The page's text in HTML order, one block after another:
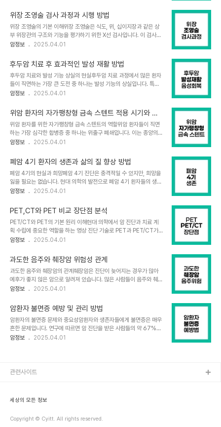
적인 감염 예방법으로, 환아와 가족 모두 기상 ..
폴립, 염증성 폴립, 선근종증 등이 포함됩니다. 대부분의 담낭 폴립은
콜레스테롤 폴립으로 악성 위험이 없는 양성 병변입니다. 그러나 초음
파 검사에서 발견되는 폴립 중 일부는 담낭암과 같은 악성 질환일 수
있어 주의가 필요합니다.담낭 폴립 크기와 암 위험성의 상관관계담낭
폴립의 크기는 악성 위험도를 평가하는 가장 중요한 지표입니다. 최근
매우 낮습니다. 반면, 10mm 이상의 ..
위장 조영술 검사 과정과 시행 방법
위장 조영술의 기본 이해위장 조영술은 식도, 위, 십이지장과 같은 상
부 위장관의 구조와 기능을 평가하기 위한 X선 검사입니다. 이 검사는
바륨이라는 특수 조영제를 마시고 X선으로 촬영하여 위장관 내벽의
는 형태와 위벽에 코팅된 약제의 모양을 통해 위암, 위궤양, 위 폴립 등
의 이상 여부를 확인할 수 있습니다. 특히 위내시경 검사가 어려운 고
령 환자나 심혈관계 질환 환자에게 유용한 검사 방법으로, 검사 시간이
약 15-30분 정도로 비교적 짧고 고통이 적다는 장점이 있습니다.위
장 조영술 검사 전 준비사항위장 조영술 검사를 정확하게 시행하기 위
질이 없는 가벼운 식사를 하고, ..
암정보 2025.04.01
후두암 치료 후 효과적인 발성 재활 방법
후두암 치료와 발성 기능 상실의 현실후두암 치료 과정에서 많은 환자
들이 직면하는 가장 큰 도전 중 하나는 발성 기능의 상실입니다. 특히
후두전절제술을 받은 환자들은 성대 구조가 완전히 제거되어 정상적
한적이어서 환자들은 영구적인 장애 상태에 놓이곤 했습니다. 그러나
현대 의학의 발전으로 후두가 없는 상태에서도 다양한 방법을 통해 발
성이 가능해졌습니다. 이러한 발성 재활 방법들은 환자들의 삶의 질을
크게 향상시키고 사회적 소통을 가능하게 합니다.후두암 수술 유형에
따른 발성 가능성후두암 치료를 위한 수술은 크게 두 가지로 나뉩니다.
다. 이 경우 목소리는 정상적인 고운 음색은 아..
암정보 2025.04.01
위암 환자의 자가팽창형 금속 스텐트 적용 시기와 효
과
위암 환자를 위한 자가팽창형 금속 스텐트의 역할위암 환자들이 직면
하는 가장 심각한 합병증 중 하나는 위출구 폐쇄입니다. 이는 종양의
성장으로 인해 위에서 십이지장으로 이어지는 통로가 좁아지거나 막
Metallic Stent, SEMS)는 이러한 위출구 폐쇄를 해결하기 위한 효
과적인 치료 방법으로 주목받고 있습니다. 위암 환자에게 있어 이 혁신
적인 의료 기술은 삶의 질을 크게 향상시킬 수 있는 중요한 옵션입니
다.자가팽창형 금속 스텐트 시술의 적용 시기위암 환자에게 자가팽창
형 금속 스텐트를 적용하는 시기는 매우 중요합니다. 일반적으로 다음
성 위암 환자에서 위출구 폐쇄 ..
암정보 2025.04.01
폐암 4기 환자의 생존과 삶의 질 향상 방법
폐암 4기의 현실과 희망폐암 4기 진단은 충격적일 수 있지만, 희망을
잃을 필요는 없습니다. 현대 의학의 발전으로 폐암 4기 환자들의 생존
율과 삶의 질이 꾸준히 향상되고 있습니다. 비록 완치가 어려울 수 있
을 연장할 수 있습니다. 이 글에서는 폐암 4기 환자들이 암과 싸우며
더 나은 삶을 살 수 있는 방법들을 살펴보겠습니다.폐암 4기 환자의
생존율폐암 4기의 생존율은 개인의 상황에 따라 크게 다를 수 있습니
다. 미국 암 학회의 데이터에 따르면, 비소세포폐암(NSCLC) 4기의
5년 상대 생존율은 약 9%입니다. 그러나 이는 평균적인 수치일 뿐,
은 달라질 수 있습니다..
암정보 2025.04.01
PET,CT와 PET 비교 장단점 분석
PET/CT와 PET의 기본 원리 이해현대 의학에서 암 진단과 치료 계
획 수립에 중요한 역할을 하는 영상 진단 기술로 PET과 PET/CT가
있습니다. PET(양전자 방출 단층촬영)은 체내에 주입된 방사성 추적
는 핵의학 검사입니다. 반면 PET/CT는 PET과 CT(컴퓨터 단층촬
영)를 결합한 첨단 영상 기술로, 기능적 정보와 해부학적 정보를 거의
동시에 제공합니다. 오늘날 대부분의 병원에서 발견되는 PET 스캐너
는 실제로 PET/CT 카메라입니다. 이러한 현대적인 PET/CT 스캐너
는 진단 과정에서 더 많은 임상 데이터를 제공하기 위해 PET과 CT
존 PET에 비해 여러..
암정보 2025.04.01
과도한 음주와 췌장암 위험성 관계
과도한 음주와 췌장암의 관계췌장암은 진단이 늦어지는 경우가 많아
예후가 좋지 않은 암으로 알려져 있습니다. 많은 사람들이 음주와 췌장
암 사이의 연관성에 대해 궁금해하는데, 과연 술을 많이 마시면 췌장암
암 위험을 증가시킬 수 있으며, 특히 남성과 흡연자에게서 그 위험이
더 두드러지게 나타납니다. 췌장암 발병 위험을 줄이기 위해서는 음주
량을 조절하고 건강한 생활 습관을 유지하는 것이 중요합니다.연구로
밝혀진 음주와 췌장암의 연관성다양한 연구들이 음주와 췌장암 사이
의 관계를 조사해왔습니다. 샌프란시스코 베이 지역에서 진행된 인구
암정보 2025.04.01
암환자 불면증 예방 및 관리 방법
암환자의 불면증 문제와 중요성암환자와 생존자들에게 불면증은 매우
흔한 문제입니다. 연구에 따르면 암 진단을 받은 사람들의 약 67%가
수면 장애를 경험하며, 이는 일반 인구보다 훨씬 높은 비율입니다. 불
및 인지 장애와 같은 다른 심각한 건강 문제와도 연관되어 있습니다.
요인이 주요 원인이 될 수 있으며,..
암정보 2025.04.01
세상의 모든 정보
Copyright © Cyitt. All rights reserved.
관련사이트